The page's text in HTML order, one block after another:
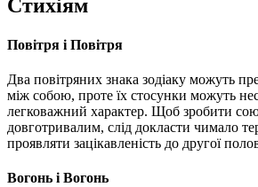
Стихіям
Повітря і Повітря
Два повітряних знака зодіаку можуть
між собою, проте їх стосунки можуть
легковажний характер. Щоб зробити
довготривалим, слід докласти чимало
проявляти зацікавленість до другої
Вогонь і Вогонь